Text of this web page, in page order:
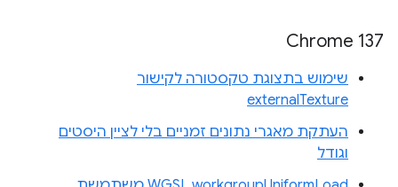
Chrome 137
שימוש בתצוגת טקסטורה לקישור
externalTexture
העתקת מאגרי נתונים זמניים בלי לציין היסטים
וגודל